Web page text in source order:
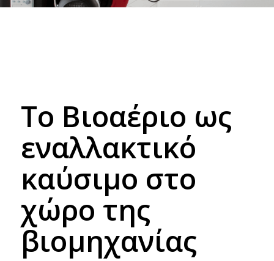
Το Βιοαέριο ως
εναλλακτικό
καύσιμο στο
χώρο της
βιομηχανίας